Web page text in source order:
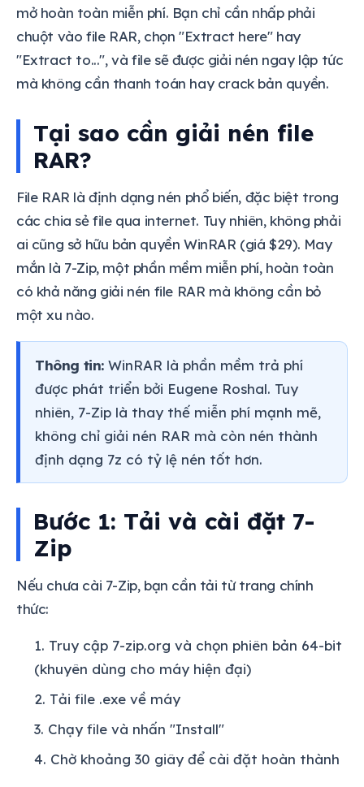
mở hoàn toàn miễn phí. Bạn chỉ cần nhấp phải
chuột vào file RAR, chọn "Extract here" hay
"Extract to...", và file sẽ được giải nén ngay lập tức
mà không cần thanh toán hay crack bản quyền.
Tại sao cần giải nén file
RAR?
File RAR là định dạng nén phổ biến, đặc biệt trong
các chia sẻ file qua internet. Tuy nhiên, không phải
ai cũng sở hữu bản quyền WinRAR (giá $29). May
mắn là 7-Zip, một phần mềm miễn phí, hoàn toàn
có khả năng giải nén file RAR mà không cần bỏ
một xu nào.
Thông tin: WinRAR là phần mềm trả phí
được phát triển bởi Eugene Roshal. Tuy
nhiên, 7-Zip là thay thế miễn phí mạnh mẽ,
không chỉ giải nén RAR mà còn nén thành
định dạng 7z có tỷ lệ nén tốt hơn.
Bước 1: Tải và cài đặt 7-
Zip
Nếu chưa cài 7-Zip, bạn cần tải từ trang chính
thức:
Truy cập 7-zip.org và chọn phiên bản 64-bit
(khuyên dùng cho máy hiện đại)
Tải file .exe về máy
Chạy file và nhấn "Install"
Chờ khoảng 30 giây để cài đặt hoàn thành